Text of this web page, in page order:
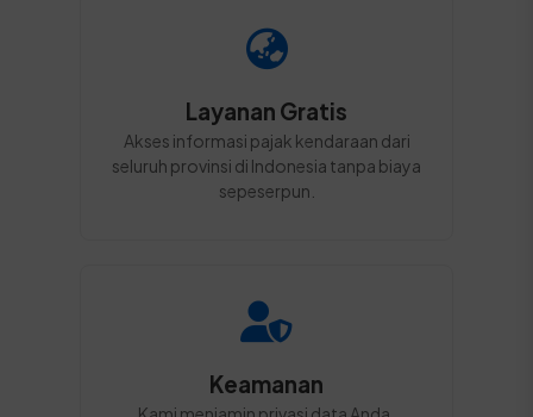
Layanan Gratis
Akses informasi pajak kendaraan dari
seluruh provinsi di Indonesia tanpa biaya
sepeserpun.
Keamanan